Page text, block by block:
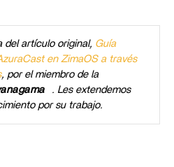
del artículo original, Guía
en ZimaOS a través
, por el miembro de la
. Les extendemos
por su trabajo.